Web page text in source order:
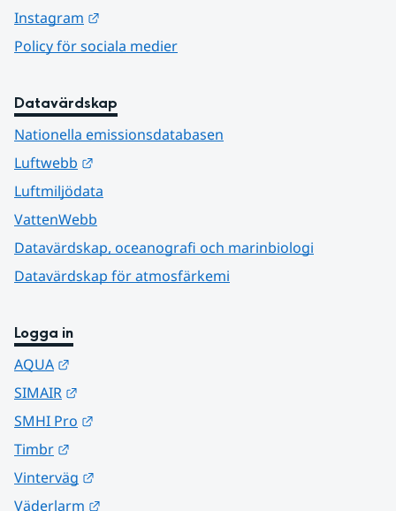
Instagram
Policy för sociala medier
Datavärdskap
Nationella emissionsdatabasen
Luftwebb
Luftmiljödata
VattenWebb
Datavärdskap, oceanografi och marinbiologi
Datavärdskap för atmosfärkemi
Logga in
AQUA
SIMAIR
SMHI Pro
Timbr
Vinterväg
Väderlarm